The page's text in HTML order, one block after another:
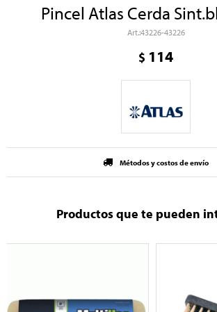
Pincel Atlas Cerda
43226-43226
$ 114
Métodos y costos de envío
Productos que te pueden